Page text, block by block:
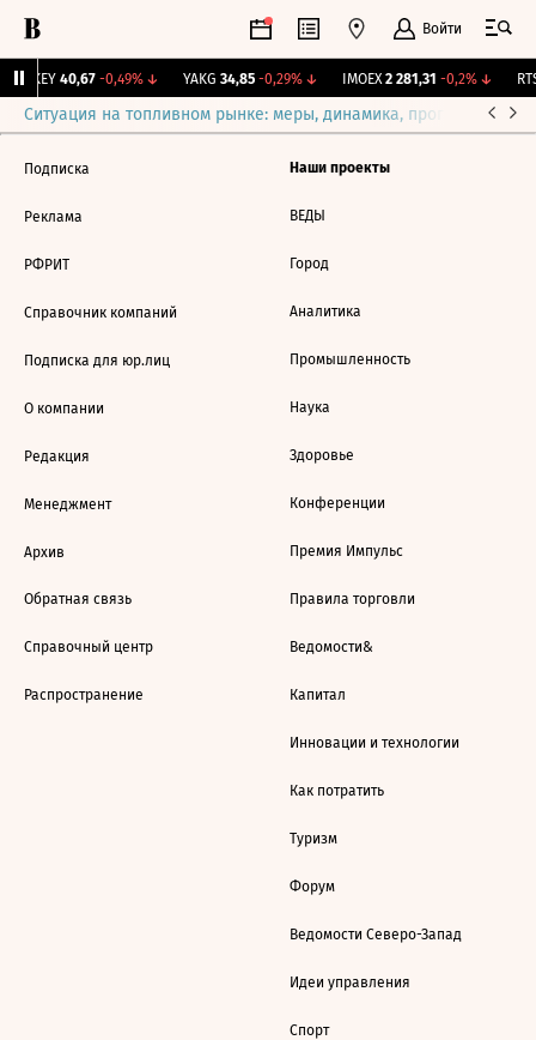
Войти
OKEY 40,67 -0,49%↓ YAKG 34,85 -0,29%↓ IMOEX 2 281,31 -0,2%↓
Ситуация на топливном рынке: меры, динамика, прогнозы
Подписка
Реклама
РФРИТ
Справочник компаний
Подписка для юр.лиц
О компании
Редакция
Менеджмент
Архив
Обратная связь
Справочный центр
Распространение
Наши проекты
ВЕДЫ
Город
Аналитика
Промышленность
Наука
Здоровье
Конференции
Премия Импульс
Правила торговли
Ведомости&
Капитал
Инновации и технологии
Как потратить
Туризм
Форум
Ведомости Северо-Запад
Идеи управления
Спорт